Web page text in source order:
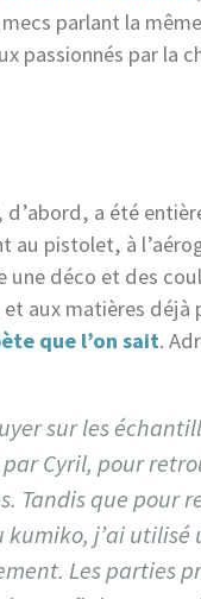
parlant la
passionnés par la
d’abord, a été
au pistolet, à
une déco et des
aux matières déjà
que l’on sait.
sur les
Cyril, pour
Tandis que pour
j’ai utilisé
Les parties